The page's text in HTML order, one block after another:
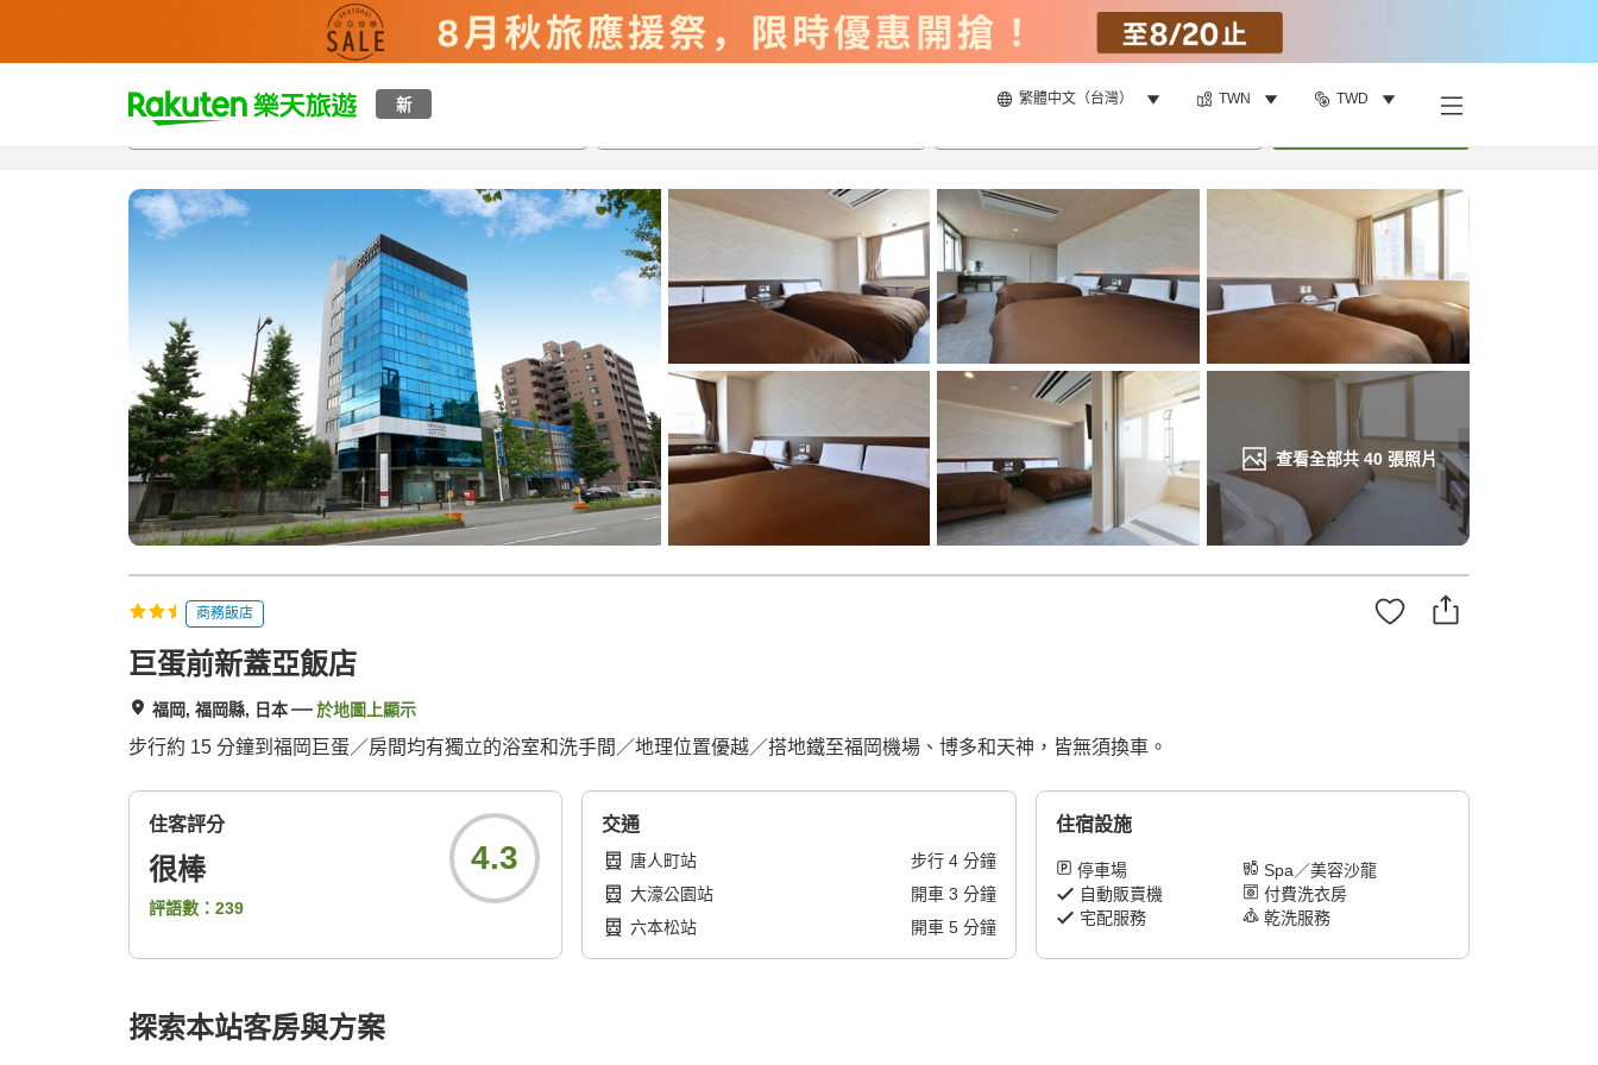
新 繁體中文（台灣） TWN TWD
t
p
a
c
h
查看全部共 40張照片
總覽客房與方案評語特點設施
商務飯店
巨蛋前新蓋亞飯店
福岡, 福岡縣, 日本 於地圖上顯示
步行約 15 分鐘到福岡巨蛋／房間均有獨立的浴室和洗手間／地理位置優越／搭地鐵至福岡機場、博多和天神，皆無須換車。
住客評分
很棒
評語數： 239
4.3
交通
唐人町站 步行 4分鐘
大濠公園站
開車 3 分鐘
六本松站
開車 5分鐘
住宿設施
停車場
Spa／美容沙龍
自動販賣機
付費洗衣房
宅配服務
乾洗服務
探索本站客房與方案